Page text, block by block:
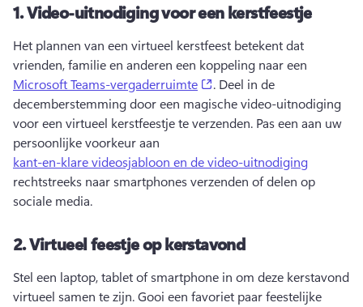
1.Video-uitnodiging voor een kerstfeestje
Het plannen van een virtueel kerstfeest betekent dat
vrienden, familie en anderen een koppeling naar een
Microsoft Teams-vergaderruimte
(opens in a new tab)
. Deel in de
decemberstemming door een magische video-uitnodiging
voor een virtueel kerstfeestje te verzenden. Pas een aan uw
persoonlijke voorkeur aan
kant-en-klare videosjabloon en de video-uitnodiging
rechtstreeks naar smartphones verzenden of delen op
sociale media.
2.Virtueel feestje op kerstavond
Stel een laptop, tablet of smartphone in om deze kerstavond
virtueel samen te zijn. Gooi een favoriet paar feestelijke